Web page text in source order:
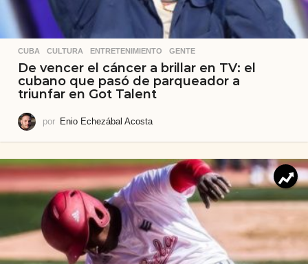
CUBA ,CULTURA ,ENTRETENIMIENTO ,GENTE
De vencer el cáncer a brillar en TV: el
cubano que pasó de parqueador a
triunfar en Got Talent
por Enio Echezábal Acosta